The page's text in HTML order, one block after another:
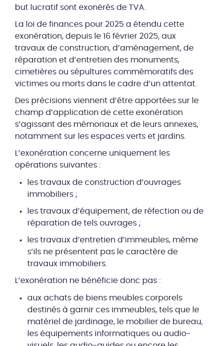
but lucratif sont exonérés de TVA.
La loi de finances pour 2025 a étendu cette
exonération, depuis le 16 février 2025, aux
travaux de construction, d’aménagement, de
réparation et d’entretien des monuments,
cimetières ou sépultures commémoratifs des
victimes ou morts dans le cadre d’un attentat.
Des précisions viennent d’être apportées sur le
champ d’application de cette exonération
s’agissant des mémoriaux et de leurs annexes,
notamment sur les espaces verts et jardins.
L’exonération concerne uniquement les
opérations suivantes :
les travaux de construction d’ouvrages
immobiliers ;
les travaux d’équipement, de réfection ou de
réparation de tels ouvrages ;
les travaux d’entretien d’immeubles, même
s’ils ne présentent pas le caractère de
travaux immobiliers.
L’exonération ne bénéficie donc pas :
aux achats de biens meubles corporels
destinés à garnir ces immeubles, tels que le
matériel de jardinage, le mobilier de bureau,
les équipements informatiques ou audio-